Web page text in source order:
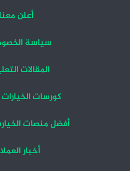
أعلن معنا
سياسة
المقالات
كورسات الخيارات
أفضل منصات
أخبار